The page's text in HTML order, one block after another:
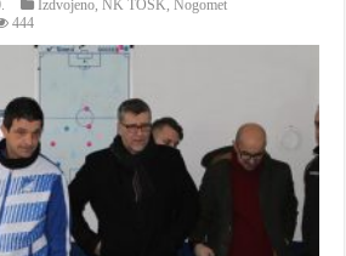
Izdvojeno,NK TOŠK,Nogomet
444